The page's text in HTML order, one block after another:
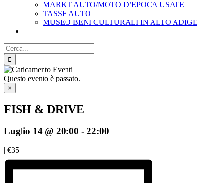
MARKT AUTO/MOTO D’EPOCA USATE
TASSE AUTO
MUSEO BENI CULTURALI IN ALTO ADIGE
Cerca
per:
Questo evento è passato.
×
FISH & DRIVE
Luglio 14 @ 20:00 - 22:00
| €35